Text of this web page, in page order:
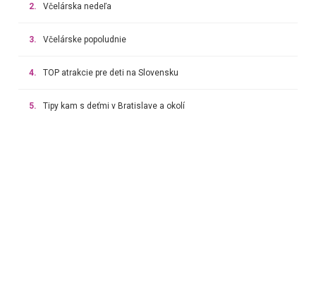
2. Včelárska nedeľa
3. Včelárske popoludnie
4. TOP atrakcie pre deti na Slovensku
5. Tipy kam s deťmi v Bratislave a okolí